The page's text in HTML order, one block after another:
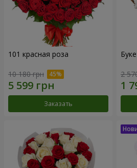
101 красная роза
10 180 грн
Заказать
2